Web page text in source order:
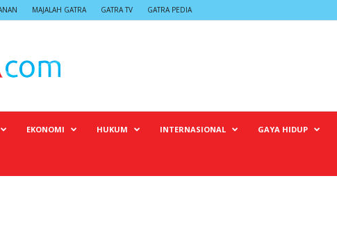
MAJALAH GATRA GATRA TV GATRA PEDIA
EKONOMI HUKUM INTERNASIONAL GAYA HIDUP